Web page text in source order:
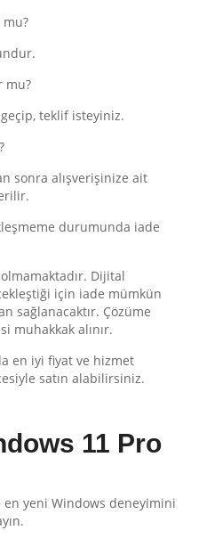
mu?
teklif isteyiniz.
sonra alışverişinize ait
durumunda iade
Dijital
için iade mümkün
sağlanacaktır. Çözüme
muhakkak alınır.
en iyi fiyat ve hizmet
satın alabilirsiniz.
11 Pro
en yeni Windows deneyimini